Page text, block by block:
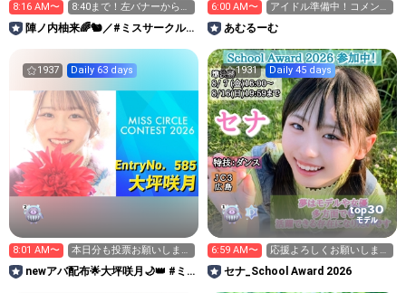
8:16 AM〜
8:40まで！左バナーから投
票お願いします！
陣ノ内柚来🌈🐿／#ミスサークル
6:00 AM〜
アイドル準備中！コメント
あむるーむ
1937 Daily 63 days
8:01 AM〜
本日分も投票お願いしま
す‼️次枠14:45〜
newアバ配布🌟大坪咲月🌙👑 #ミ
1931 Daily 45 days
top30
モデル
6:59 AM〜
応援よろしくお願いしま
す！
セナ_School Award 2026